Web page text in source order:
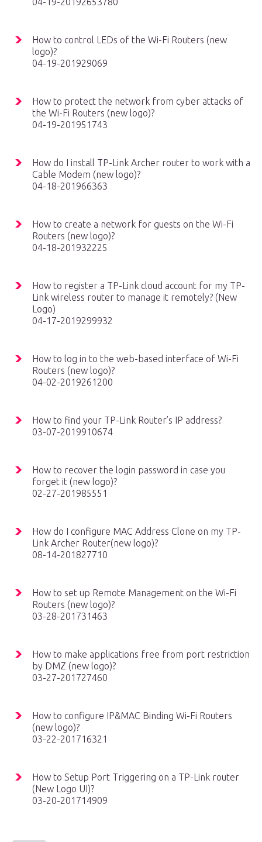
How to control LEDs of the Wi-Fi Routers (new
logo)?
04-19-201929069
How to protect the network from cyber attacks of
the Wi-Fi Routers (new logo)?
04-19-201951743
How do I install TP-Link Archer router to work with a
Cable Modem (new logo)?
04-18-201966363
How to create a network for guests on the Wi-Fi
Routers (new logo)?
04-18-201932225
How to register a TP-Link cloud account for my TP-
Link wireless router to manage it remotely? (New
Logo)
04-17-2019299932
How to log in to the web-based interface of Wi-Fi
Routers (new logo)?
04-02-2019261200
How to find your TP-Link Router’s IP address?
03-07-2019910674
How to recover the login password in case you
forget it (new logo)?
02-27-201985551
How do I configure MAC Address Clone on my TP-
Link Archer Router(new logo)?
08-14-201827710
How to set up Remote Management on the Wi-Fi
Routers (new logo)?
03-28-201731463
How to make applications free from port restriction
by DMZ (new logo)?
03-27-201727460
How to configure IP&MAC Binding Wi-Fi Routers
(new logo)?
03-22-201716321
How to Setup Port Triggering on a TP-Link router
(New Logo UI)?
03-20-201714909